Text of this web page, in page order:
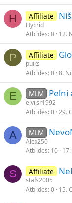
H Affiliate
Hybrid
Atbildes 0 12.
P Affiliate
puiks
Atbildes 0 8.
E MLM Pelni
elvijsr1992
Atbildes 0 29.
A MLM
Alex250
Atbildes 10
S Affiliate
stafs2005
Atbildes 0 15.